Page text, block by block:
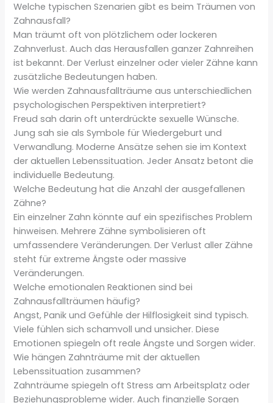
Welche typischen Szenarien gibt es beim Träumen von
Zahnausfall?
Man träumt oft von plötzlichem oder lockeren
Zahnverlust. Auch das Herausfallen ganzer Zahnreihen
ist bekannt. Der Verlust einzelner oder vieler Zähne kann
zusätzliche Bedeutungen haben.
Wie werden Zahnausfallträume aus unterschiedlichen
psychologischen Perspektiven interpretiert?
Freud sah darin oft unterdrückte sexuelle Wünsche.
Jung sah sie als Symbole für Wiedergeburt und
Verwandlung. Moderne Ansätze sehen sie im Kontext
der aktuellen Lebenssituation. Jeder Ansatz betont die
individuelle Bedeutung.
Welche Bedeutung hat die Anzahl der ausgefallenen
Zähne?
Ein einzelner Zahn könnte auf ein spezifisches Problem
hinweisen. Mehrere Zähne symbolisieren oft
umfassendere Veränderungen. Der Verlust aller Zähne
steht für extreme Ängste oder massive
Veränderungen.
Welche emotionalen Reaktionen sind bei
Zahnausfallträumen häufig?
Angst, Panik und Gefühle der Hilflosigkeit sind typisch.
Viele fühlen sich schamvoll und unsicher. Diese
Emotionen spiegeln oft reale Ängste und Sorgen wider.
Wie hängen Zahnträume mit der aktuellen
Lebenssituation zusammen?
Zahnträume spiegeln oft Stress am Arbeitsplatz oder
Beziehungsprobleme wider. Auch finanzielle Sorgen